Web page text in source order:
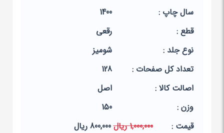
سال چاپ :
1400
قطع :
رقعی
نوع جلد :
شومیز
تعداد کل صفحات :
128
اصالت کالا :
اصل
وزن :
150
قيمت :
1,000,000 ریال 800,000 ریال